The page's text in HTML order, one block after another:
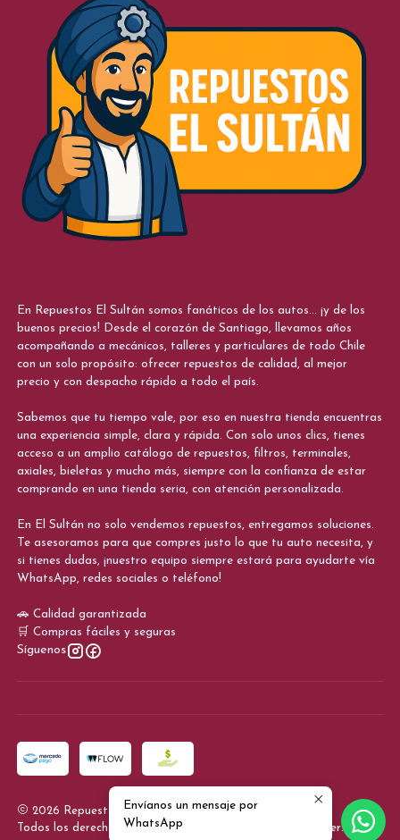
En Repuestos El Sultán somos fanáticos de los autos... ¡y de los
buenos precios! Desde el corazón de Santiago, llevamos años
acompañando a mecánicos, talleres y particulares de todo Chile
con un solo propósito: ofrecer repuestos de calidad, al mejor
precio y con despacho rápido a todo el país.
Sabemos que tu tiempo vale, por eso en nuestra tienda encuentras
una experiencia simple, clara y rápida. Con solo unos clics, tienes
acceso a un amplio catálogo de repuestos, filtros, terminales,
axiales, bieletas y mucho más, siempre con la confianza de estar
comprando en una tienda seria, con atención personalizada.
En El Sultán no solo vendemos repuestos, entregamos soluciones.
Te asesoramos para que compres justo lo que tu auto necesita, y
si tienes dudas, ¡nuestro equipo siempre estará para ayudarte vía
WhatsApp, redes sociales o teléfono!
🚗 Calidad garantizada
🛒 Compras fáciles y seguras
Síguenos
2026 Repuestos El Sultan.
Todos los derechos reservados.
Desarrollado por Jumpseller.
Envíanos un mensaje por
WhatsApp